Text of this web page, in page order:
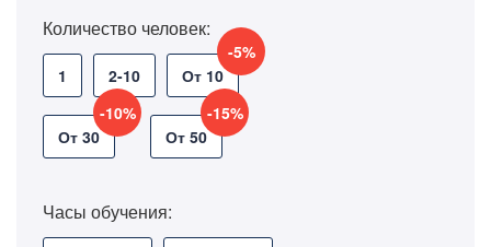
Количество человек:
1 2-10 От 10
-5%
От 30
-10%
От 50
-15%
Часы обучения: